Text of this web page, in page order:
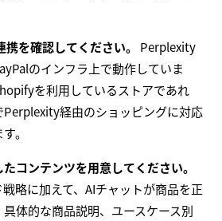
を確認してください。
Perplexity
のインフラ上で動作していま
を利用しているストアであれ
Perplexity経由のショッピングに対応
。
コンテンツを用意してください。
略に加えて、AIチャットが商品を正
体的な商品説明、ユースケース別